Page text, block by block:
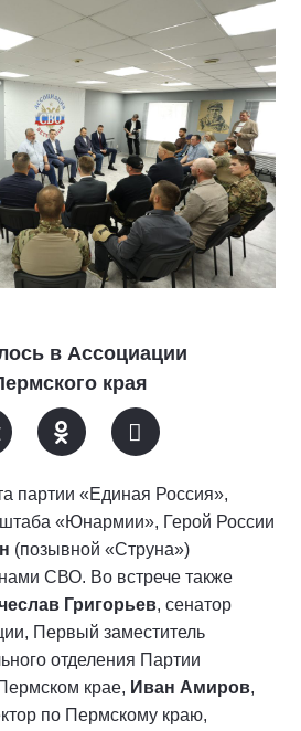
в Ассоциации
края
партии «Единая Россия»,
штаба «Юнармии», Герой России
(позывной «Струна»)
СВО. Во встрече также
Григорьев, сенатор
Первый заместитель
отделения Партии
крае, Иван Амиров,
по Пермскому краю,